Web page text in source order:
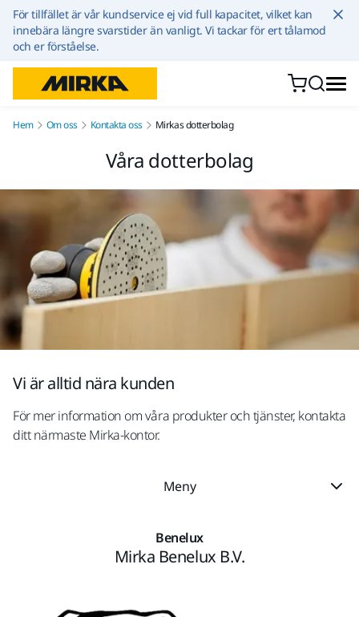
Hoppa till innehållet
För tillfället är vår kundservice ej vid full kapacitet, vilket kan
innebära längre svarstider än vanligt. Vi tackar för ert tålamod
och er förståelse.
Hem Om oss Kontakta oss Mirkas dotterbolag
Våra dotterbolag
Vi är alltid nära kunden
För mer information om våra produkter och tjänster, kontakta
ditt närmaste Mirka-kontor.
Meny
Benelux
Mirka Benelux B.V.